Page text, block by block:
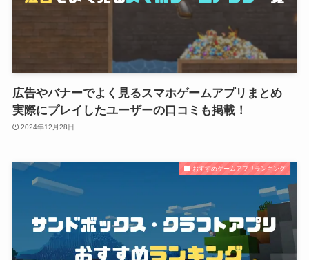
広告やバナーでよく見るスマホゲームアプリまとめ
実際にプレイしたユーザーの口コミも掲載！
2024年12月28日
おすすめゲームアプリランキング